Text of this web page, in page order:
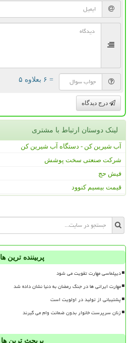
= ۶ بعلاوه ۵
درج دیدگاه
لینک دوستان ارتباط با مشتری
آب شیرین کن - دستگاه آب شیرین کن
شرکت صنعتی سخت پوشش
فیش حج
قیمت بیسیم کنوود
پربیننده ترین ها
دیپلماسی مهارت تقویت می شود
مهارت ایرانی ها در جنگ رمضان به دنیا نشان داده شد
پشتیبانی از تولید در اولویت است
زنان سرپرست خانوار بدون ضمانت وام می گیرند
پربحث ترین ها